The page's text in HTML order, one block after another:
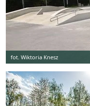
fot. Wiktoria Knesz